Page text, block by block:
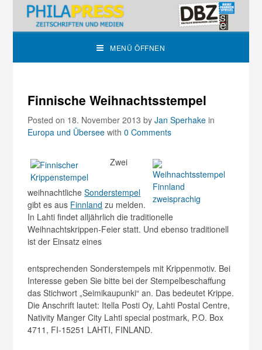
MENÜ ÖFFNEN
Finnische Weihnachtsstempel
Posted on 18. November 2013byJan Sperhake in
Europa und Übersee with0 Comments
Zwei
weihnachtlicheSonderstempel
gibt es aus Finnland zu melden.
In Lahti findet alljährlich die traditionelle
Weihnachtskrippen-Feier statt. Und ebenso traditionell
ist der Einsatz eines
entsprechenden Sonderstempels mit Krippenmotiv. Bei
Interesse geben Sie bitte bei der Stempelbeschaffung
das Stichwort „Seimikaupunki“ an. Das bedeutet Krippe.
Die Anschrift lautet: Itella Posti Oy, Lahti Postal Centre,
Nativity Manger City Lahti special postmark, P.O. Box
4711, FI-15251 LAHTI, FINLAND.